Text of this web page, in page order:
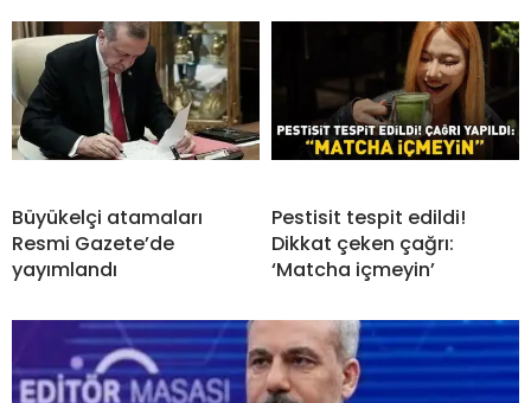
Büyükelçi atamaları
Resmi Gazete’de
yayımlandı
Pestisit tespit edildi!
Dikkat çeken çağrı:
‘Matcha içmeyin’